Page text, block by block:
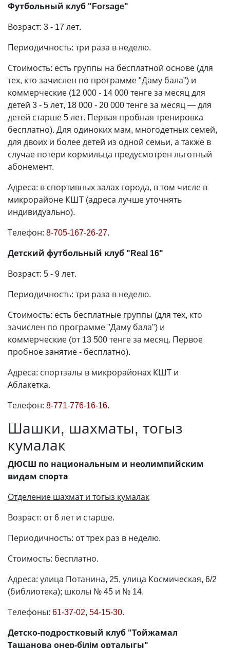
Футбольный клуб "Forsage"
Возраст: 3 - 17 лет.
Периодичность: три раза в неделю.
Стоимость: есть группы на бесплатной основе (для
тех, кто зачислен по программе "Даму бала") и
коммерческие (12 000 - 14 000 тенге за месяц для
детей 3 - 5 лет, 18 000 - 20 000 тенге за месяц—для
детей старше 5 лет. Первая пробная тренировка
бесплатно). Для одиноких мам, многодетных семей,
для двоих и более детей из одной семьи, а также в
случае потери кормильца предусмотрен льготный
абонемент.
Адреса: в спортивных залах города, в том числе в
микрорайоне КШТ (адреса лучше уточнять
индивидуально).
Телефон: 8-705-167-26-27.
Детский футбольный клуб "Real 16"
Возраст: 5 - 9 лет.
Периодичность: три раза в неделю.
Стоимость: есть бесплатные группы (для тех, кто
зачислен по программе "Даму бала") и
коммерческие (от 13 500 тенге за месяц. Первое
пробное занятие - бесплатно).
Адреса: спортзалы в микрорайонах КШТ и
Аблакетка.
Телефон: 8-771-776-16-16.
Шашки, шахматы, тогыз
кумалак
ДЮСШ по национальным и неолимпийским
видам спорта
Отделение шахмат и тогыз кумалак
Возраст: от 6 лет и старше.
Периодичность: от трех раз в неделю.
Стоимость: бесплатно.
Адреса: улица Потанина, 25, улица Космическая, 6/2
(библиотека); школы № 45 и № 14.
Телефоны: 61-37-02, 54-15-30.
Детско-подростковый клуб "Тойжамал
Тащанова онер-бiлiм орталыгы"